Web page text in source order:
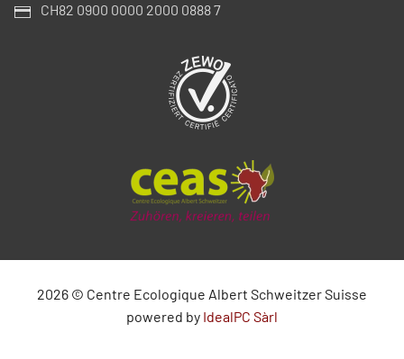
CH82 0900 0000 2000 0888 7
2026 © Centre Ecologique Albert Schweitzer Suisse
powered by IdealPC Sàrl